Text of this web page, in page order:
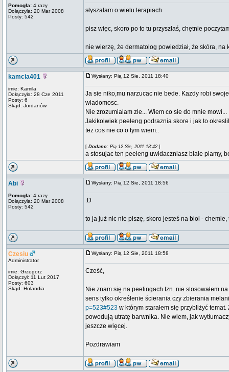
Pomogła: 4 razy
Dołączyła: 20 Mar 2008
Posty: 542
słyszałam o wielu terapiach
pisz więc, skoro po to tu przyszłaś, chętnie
nie wierzę, że dermatolog powiedział, że skóra,
kamcia401
imie: Kamila
Dołączyła: 28 Cze 2011
Posty: 6
Skąd: Jordanów
Wysłany: Pią 12 Sie, 2011 18:40
Ja sie niko,mu narzucac nie bede. Kazdy robi
wiadomosc.
Nie zrozumialam zle... Wiem co sie do mnie mowi...
Jakikolwiek peeleng podraznia skore i jak to
tez cos nie co o tym wiem..
[ Dodano: Pią 12 Sie, 2011 18:42 ]
a stosujac ten peeleng uwidaczniasz biale plamy,
Abi
Pomogła: 4 razy
Dołączyła: 20 Mar 2008
Posty: 542
Wysłany: Pią 12 Sie, 2011 18:56
:D
to ja już nic nie piszę, skoro jesteś na biol -
Czesiu
Administrator
imie: Grzegorz
Dołączył: 11 Lut 2017
Posty: 603
Skąd: Holandia
Wysłany: Pią 12 Sie, 2011 18:58
Cześć,
Nie znam się na peelingach tzn. nie stosowałem
sens tylko określenie ścierania czy zbierania
p=523#523 w którym starałem się przybliżyć
powodują utratę barwnika. Nie wiem, jak
jeszcze więcej.
Pozdrawiam